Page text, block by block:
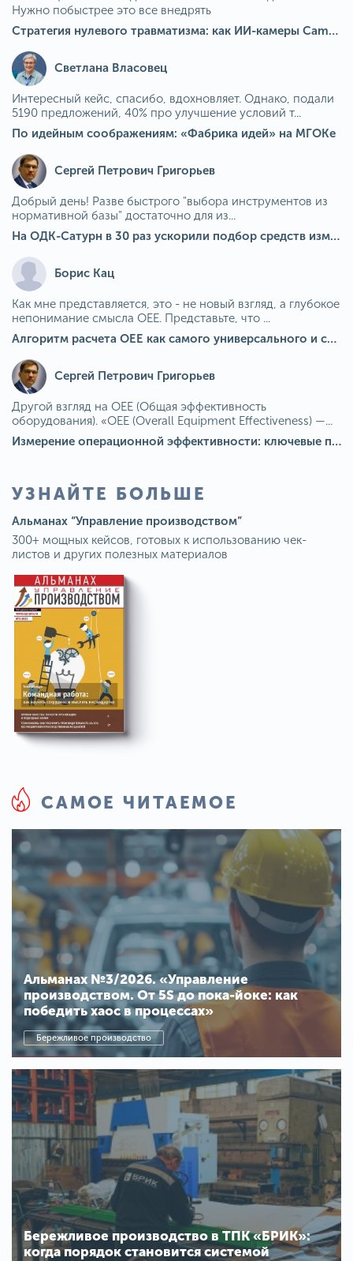
Нужно побыстрее это все внедрять
Стратегия нулевого травматизма: как ИИ-камеры Camkord снижают риск наезда на пешехода при работе на погрузчике
Светлана Власовец
Интересный кейс, спасибо, вдохновляет. Однако, подали
5190 предложений, 40% про улучшение условий т...
По идейным соображениям: «Фабрика идей» на МГОКе
Сергей Петрович Григорьев
Добрый день! Разве быстрого "выбора инструментов из
нормативной базы" достаточно для из...
На ОДК-Сатурн в 30 раз ускорили подбор средств измерения для контроля качества продукции
Борис Кац
Как мне представляется, это - не новый взгляд, а глубокое
непонимание смысла OEE. Представьте, что ...
Алгоритм расчета ОЕЕ как самого универсального и современного показателя эффективности оборудования в мире
Сергей Петрович Григорьев
Другой взгляд на OEE (Общая эффективность
оборудования). «OEE (Overall Equipment Effectiveness) —...
Измерение операционной эффективности: ключевые показатели для непрерывного совершенствования
УЗНАЙТЕ БОЛЬШЕ
Альманах “Управление производством”
300+ мощных кейсов, готовых к использованию чек-
листов и других полезных материалов
САМОЕ ЧИТАЕМОЕ
Альманах №3/2026. «Управление
производством. От 5S до пока-йоке: как
победить хаос в процессах»
Бережливое производство
Бережливое производство в ТПК «БРИК»:
когда порядок становится системой